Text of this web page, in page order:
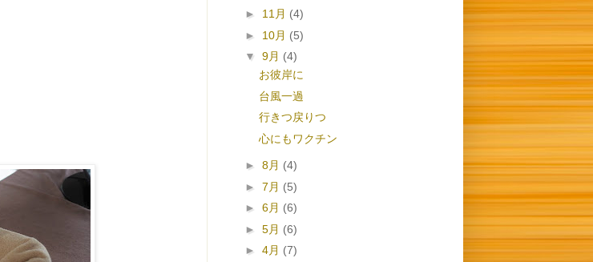
► 11月 (4)
► 10月 (5)
▼ 9月 (4)
お彼岸に
台風一過
行きつ戻りつ
心にもワクチン
► 8月 (4)
► 7月 (5)
► 6月 (6)
► 5月 (6)
► 4月 (7)